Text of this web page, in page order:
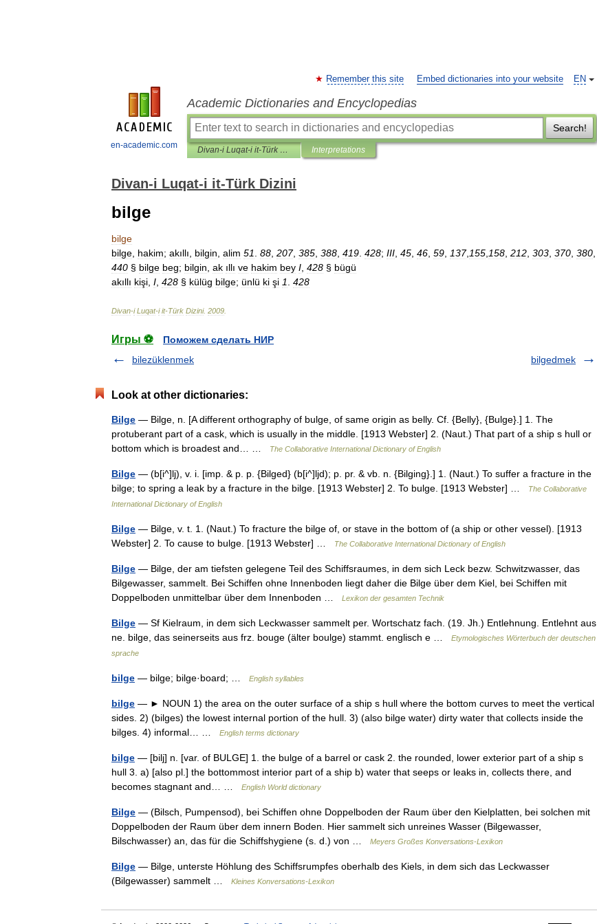
en-academic.com
EN
Remember this site Embed dictionaries into your website
Academic Dictionaries and Encyclopedias
Search!
Divan-i Luqat-i it-Türk Dizini Interpretations
Divan-i Luqat-i it-Türk Dizini
bilge
bilge
bilge hakim; akıllı bilgin alim 51 88 207, 385 388 419 428; III 45 46 59 137, 155 158 212 303 370 380
440 § bilge beg; bilgin ak ıllı ve hakim bey I 428 § bügü
akıllı kişi I 428 § külüg bilge; ünlü ki şi 1 428
Divan-i Luqat-i it-Türk Dizini. 2009
Игры ⚽
Поможем сделать НИР
bilezüklenmek
bilgedmek
Look at other dictionaries:
Bilge — Bilge, n. [A different orthography of bulge, of same origin as belly. Cf. {Belly}, {Bulge}.] 1. The
protuberant part of a cask, which is usually in the middle. [1913 Webster] 2. (Naut.) That part of a ship s hull or
bottom which is broadest and… …
The Collaborative International Dictionary of English
Bilge — (b[i^]lj), v. i. [imp. & p. p. {Bilged} (b[i^]ljd); p. pr. & vb. n. {Bilging}.] 1. (Naut.) To suffer a fracture in the
bilge; to spring a leak by a fracture in the bilge. [1913 Webster] 2. To bulge. [1913 Webster] …
The Collaborative
International Dictionary of English
Bilge — Bilge, v. t. 1. (Naut.) To fracture the bilge of, or stave in the bottom of (a ship or other vessel). [1913
Webster] 2. To cause to bulge. [1913 Webster] …
The Collaborative International Dictionary of English
Bilge — Bilge, der am tiefsten gelegene Teil des Schiffsraumes, in dem sich Leck bezw. Schwitzwasser, das
Bilgewasser, sammelt. Bei Schiffen ohne Innenboden liegt daher die Bilge über dem Kiel, bei Schiffen mit
Doppelboden unmittelbar über dem Innenboden …
Lexikon der gesamten Technik
Bilge — Sf Kielraum, in dem sich Leckwasser sammelt per. Wortschatz fach. (19. Jh.) Entlehnung. Entlehnt aus
ne. bilge, das seinerseits aus frz. bouge (älter boulge) stammt. englisch e …
Etymologisches Wörterbuch der deutschen
sprache
bilge — bilge; bilge·board; … English syllables
bilge — ► NOUN 1) the area on the outer surface of a ship s hull where the bottom curves to meet the vertical
sides. 2) (bilges) the lowest internal portion of the hull. 3) (also bilge water) dirty water that collects inside the
bilges. 4) informal… …
English terms dictionary
bilge — [bilj] n. [var. of BULGE] 1. the bulge of a barrel or cask 2. the rounded, lower exterior part of a ship s
hull 3. a) [also pl.] the bottommost interior part of a ship b) water that seeps or leaks in, collects there, and
becomes stagnant and… …
English World dictionary
Bilge — (Bilsch, Pumpensod), bei Schiffen ohne Doppelboden der Raum über den Kielplatten, bei solchen mit
Doppelboden der Raum über dem innern Boden. Hier sammelt sich unreines Wasser (Bilgewasser,
Bilschwasser) an, das für die Schiffshygiene (s. d.) von …
Meyers Großes Konversations-Lexikon
Bilge — Bilge, unterste Höhlung des Schiffsrumpfes oberhalb des Kiels, in dem sich das Leckwasser
(Bilgewasser) sammelt …
Kleines Konversations-Lexikon